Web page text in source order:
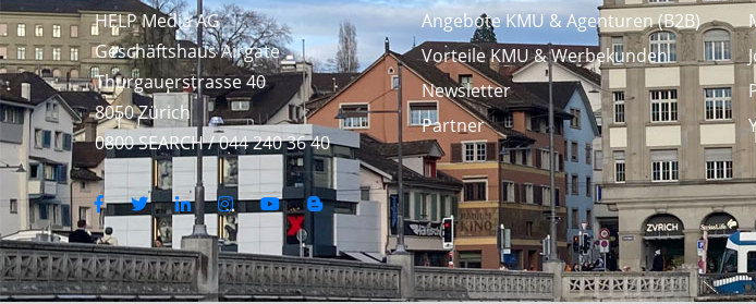
HELP Media AG
Geschäftshaus Airgate
Thurgauerstrasse 40
8050 Zürich
0800 SEARCH / 044 240 36 40
Angebote KMU & Agenturen (B2B)
Vorteile KMU & Werbekunden
Newsletter
Partner